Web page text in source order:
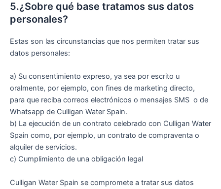
5.¿Sobre qué base tratamos sus datos
personales?
Estas son las circunstancias que nos permiten tratar sus
datos personales:
a) Su consentimiento expreso, ya sea por escrito u
oralmente, por ejemplo, con fines de marketing directo,
para que reciba correos electrónicos o mensajes SMS o de
Whatsapp de Culligan Water Spain.
b) La ejecución de un contrato celebrado con Culligan Water
Spain como, por ejemplo, un contrato de compraventa o
alquiler de servicios.
c) Cumplimiento de una obligación legal
Culligan Water Spain se compromete a tratar sus datos